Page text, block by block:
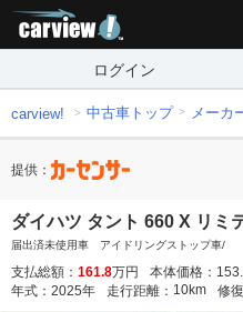
ログイン
carview! 中古車トップ メーカ
提供：
ダイハツ タント 660 X リミ
届出済未使用車 アイドリングストップ車/
支払総額： 161.8万円 本体価格：
年式： 2025年 走行距離： 10km 修